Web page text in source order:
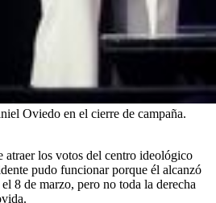
Oviedo en el cierre de campaña.
atraer los votos del centro ideológico
pudo funcionar porque él alcanzó
8 de marzo, pero no toda la derecha